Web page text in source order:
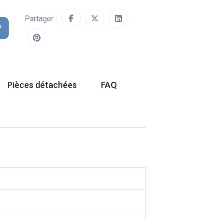
Partager :
Pièces détachées FAQ